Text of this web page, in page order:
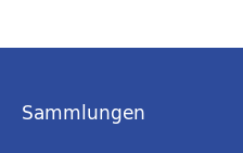
Sammlungen